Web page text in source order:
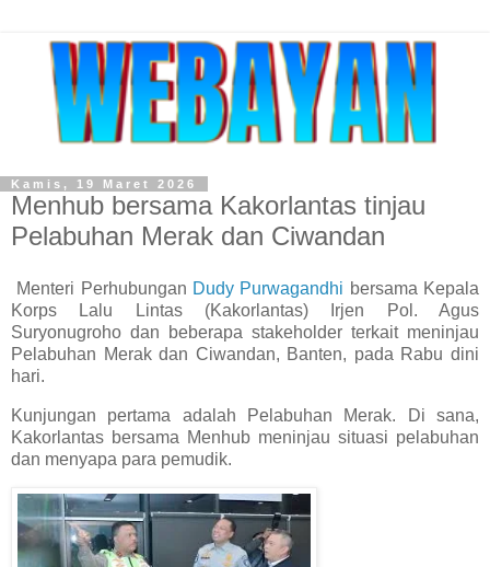
Kamis, 19 Maret 2026
Menhub bersama Kakorlantas tinjau
Pelabuhan Merak dan Ciwandan
Menteri Perhubungan Dudy Purwagandhi bersama Kepala
Korps Lalu Lintas (Kakorlantas) Irjen Pol. Agus
Suryonugroho dan beberapa stakeholder terkait meninjau
Pelabuhan Merak dan Ciwandan, Banten, pada Rabu dini
hari.
Kunjungan pertama adalah Pelabuhan Merak. Di sana,
Kakorlantas bersama Menhub meninjau situasi pelabuhan
dan menyapa para pemudik.